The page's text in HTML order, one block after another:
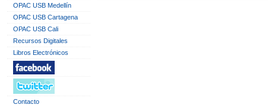
OPAC USB Medellín
OPAC USB Cartagena
OPAC USB Cali
Recursos Digitales
Libros Electrónicos
Contacto